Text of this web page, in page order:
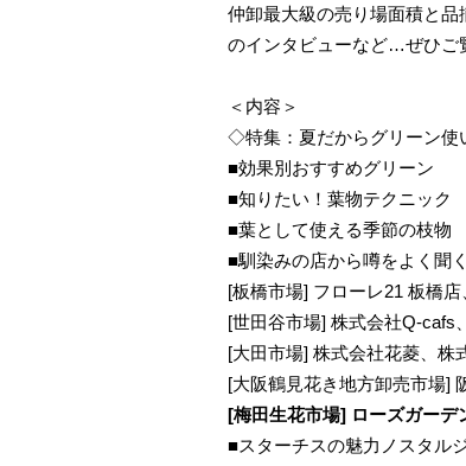
仲卸最大級の売り場面積と
のインタビューなど…ぜひご
＜内容＞
◇特集：夏だからグリーン使
■効果別おすすめグリーン
■知りたい！葉物テクニック
■葉として使える季節の枝物
■馴染みの店から噂をよく聞
[板橋市場] フローレ21 板橋
[世田谷市場] 株式会社Q-cafs
[大田市場] 株式会社花菱、株
[大阪鶴見花き地方卸売市場]
[梅田生花市場] ローズガーデ
■スターチスの魅力ノスタル